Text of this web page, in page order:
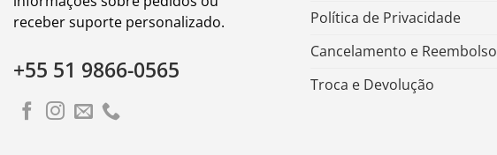
receber suporte personalizado.
+55 51 9866-0565
Política de Privacidade
Cancelamento e Reembolso
Troca e Devolução